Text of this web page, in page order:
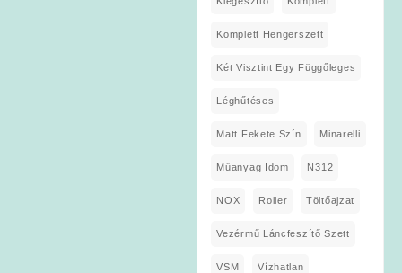
Komplett Hengerszett
Két Visztint Egy Függőleges
Léghűtéses
Matt Fekete Szín Minarelli
Műanyag Idom N312
NOX Roller Töltőajzat
Vezérmű Láncfeszítő Szett
VSM Vízhatlan